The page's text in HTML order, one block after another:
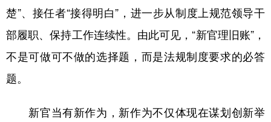
楚”、接任者“接得明白”，进一步从制度上规范领导干
部履职、保持工作连续性。由此可见，“新官理旧账”，
不是可做可不做的选择题，而是法规制度要求的必答
题。
新官当有新作为，新作为不仅体现在谋划创新举